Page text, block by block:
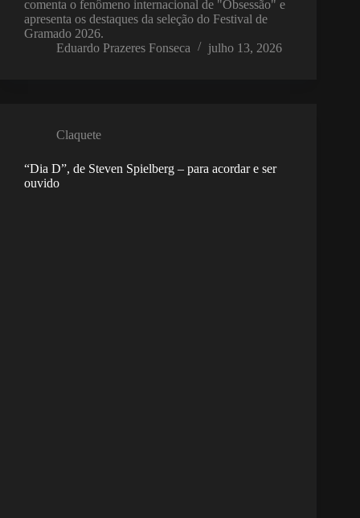
comenta o fenômeno internacional de "Obsessão" e
apresenta os destaques da seleção do Festival de
Gramado 2026.
Eduardo Prazeres Fonseca
julho 13, 2026
Claquete
“Dia D”, de Steven Spielberg – para acordar e ser
ouvido